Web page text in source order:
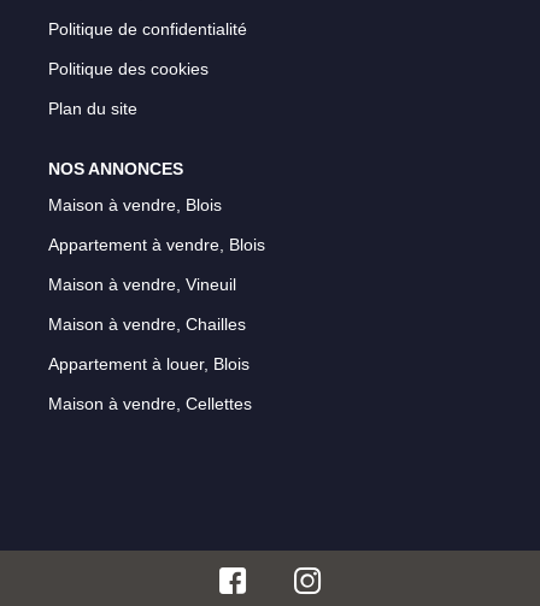
Politique de confidentialité
Politique des cookies
Plan du site
NOS ANNONCES
Maison à vendre, Blois
Appartement à vendre, Blois
Maison à vendre, Vineuil
Maison à vendre, Chailles
Appartement à louer, Blois
Maison à vendre, Cellettes